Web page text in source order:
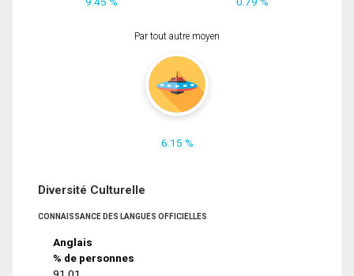
Par tout autre moyen
6.15 %
Diversité Culturelle
CONNAISSANCE DES LANGUES OFFICIELLES
Anglais
% de personnes
91.01